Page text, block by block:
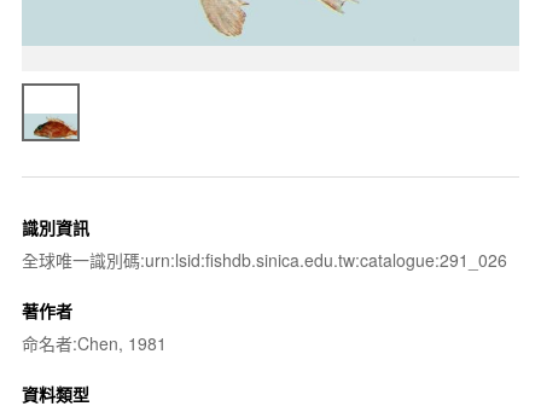
識別資訊
全球唯一識別碼:urn:lsid:fishdb.sinica.edu.tw:catalogue:291_026
著作者
命名者:Chen, 1981
資料類型